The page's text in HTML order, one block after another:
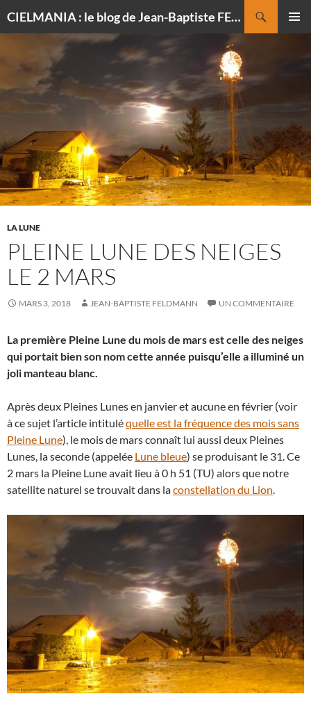
CIELMANIA : le blog de Jean-Baptiste FELDMANN, photographe du ciel
CONTENU
LA LUNE
PLEINE LUNE DES NEIGES
LE 2 MARS
MARS 3, 2018 JEAN-BAPTISTE FELDMANN UN COMMENTAIRE
La première Pleine Lune du mois de mars est celle des neiges
qui portait bien son nom cette année puisqu’elle a illuminé un
joli manteau blanc.
Après deux Pleines Lunes en janvier et aucune en février (voir
à ce sujet l’article intituléquelle est la fréquence des mois sans
Pleine Lune), le mois de mars connaît lui aussi deux Pleines
Lunes, la seconde (appelée Lune bleue) se produisant le 31. Ce
2 mars la Pleine Lune avait lieu à 0 h 51 (TU) alors que notre
satellite naturel se trouvait dans laconstellation du Lion.